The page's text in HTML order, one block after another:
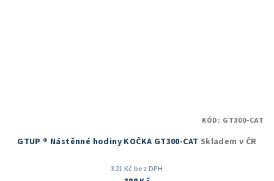
GTUP ® Nástěnné hodiny KOČKA GT300-CAT Skladem v ČR
321 Kč bez DPH
KÓD: GT300-CAT